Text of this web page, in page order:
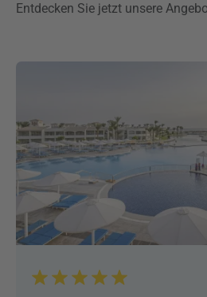
Entdecken Sie jetzt unsere